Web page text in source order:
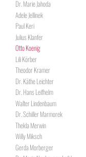
Dr. Marie Jahoda
Adele Jellinek
Paul Keri
Julius Klanfer
Otto Koenig
Lili Körber
Theodor Kramer
Dr. Käthe Leichter
Dr. Hans Leifhelm
Walter Lindenbaum
Dr. Schiller Marmorek
Thekla Merwin
Willy Miksch
Gerda Morberger